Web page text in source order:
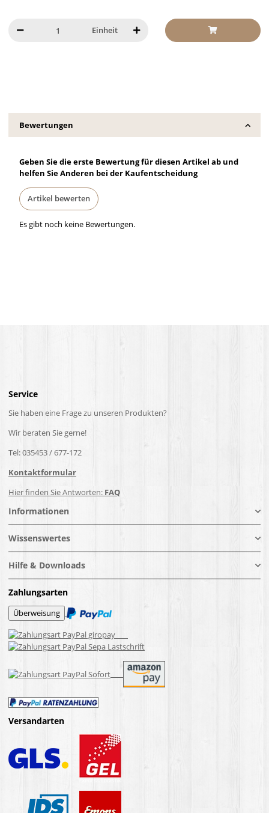
Einheit
Bewertungen
Geben Sie die erste Bewertung für diesen Artikel ab und
helfen Sie Anderen bei der Kaufentscheidung
Artikel bewerten
Es gibt noch keine Bewertungen.
Service
Sie haben eine Frage zu unseren Produkten?
Wir beraten Sie gerne!
Tel: 035453 / 677-172
Kontaktformular
Hier finden Sie Antworten: FAQ
Informationen
Wissenswertes
Hilfe & Downloads
Zahlungsarten
Versandarten